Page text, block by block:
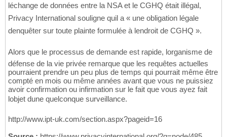
léchange de données entre la NSA et le CGHQ était illégal,
Privacy International souligne quil a « une obligation légale
denquêter sur toute plainte formulée à lendroit de CGHQ ».
Alors que le processus de demande est rapide, lorganisme de
défense de la vie privée remarque que les requêtes actuelles
pourraient prendre un peu plus de temps qui pourrait même être
compté en mois ou même années avant que vous ne puissiez
avoir confirmation ou infirmation sur le fait que vous ayez fait
lobjet dune quelconque surveillance.
http://www.ipt-uk.com/section.aspx?pageid=16